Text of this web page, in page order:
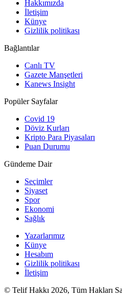
Hakkımızda
İletişim
Künye
Gizlilik politikası
Bağlantılar
Canlı TV
Gazete Manşetleri
Kanews Insight
Popüler Sayfalar
Covid 19
Döviz Kurları
Kripto Para Piyasaları
Puan Durumu
Gündeme Dair
Seçimler
Siyaset
Spor
Ekonomi
Sağlık
Yazarlarımız
Künye
Hesabım
Gizlilik politikası
İletişim
© Telif Hakkı 2026, Tüm Hakları